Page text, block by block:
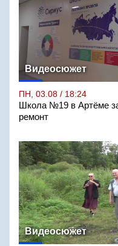
Видеосюжет
ПН, 03.08 / 18:24
Школа №19 в Артёме
ремонт
Видеосюжет